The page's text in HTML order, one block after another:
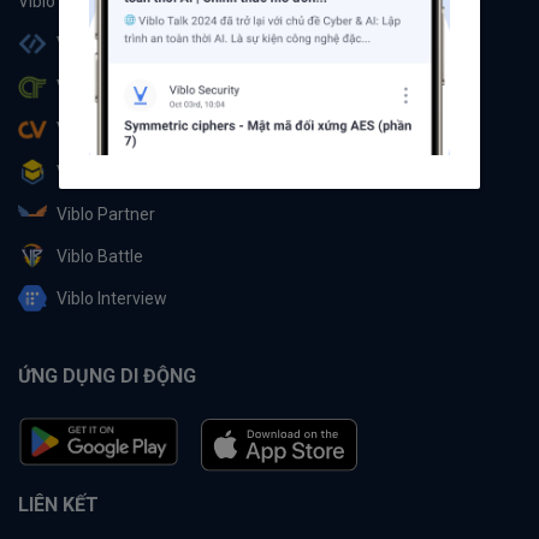
Viblo Code
Viblo CTF
Viblo CV
Viblo Learning
Viblo Partner
Viblo Battle
Viblo Interview
ỨNG DỤNG DI ĐỘNG
LIÊN KẾT